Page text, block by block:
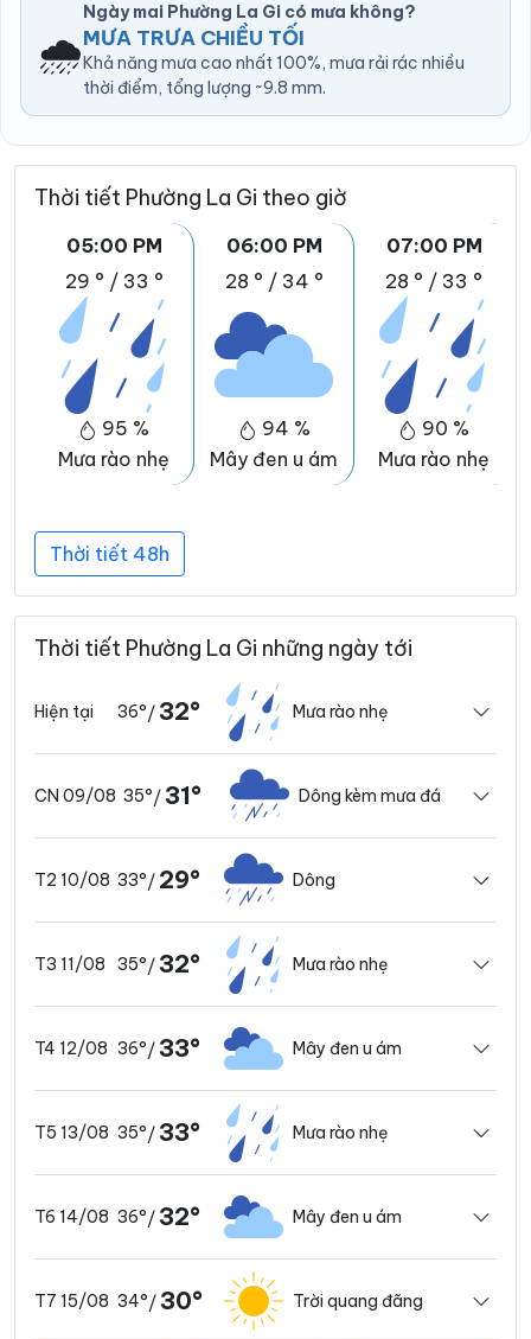
🌧️
Ngày mai Phường La Gi có mưa không?
MƯA TRƯA CHIỀU TỐI
Khả năng mưa cao nhất 100%, mưa rải rác nhiều
thời điểm, tổng lượng ~9.8 mm.
Thời tiết Phường La Gi theo giờ
05:00 PM
29 ° / 33 °
95 %
Mưa rào nhẹ
06:00 PM
28 ° / 34 °
94 %
Mây đen u ám
07:00 PM
28 ° / 33 °
90 %
Mưa rào nhẹ
Thời tiết 48h
Thời tiết Phường La Gi những ngày tới
Hiện tại 36°/ 32° Mưa rào nhẹ
CN 09/08 35°/ 31° Dông kèm mưa đá
T2 10/08 33°/ 29° Dông
T3 11/08 35°/ 32° Mưa rào nhẹ
T4 12/08 36°/ 33° Mây đen u ám
T5 13/08 35°/ 33° Mưa rào nhẹ
T6 14/08 36°/ 32° Mây đen u ám
T7 15/08 34°/ 30° Trời quang đãng